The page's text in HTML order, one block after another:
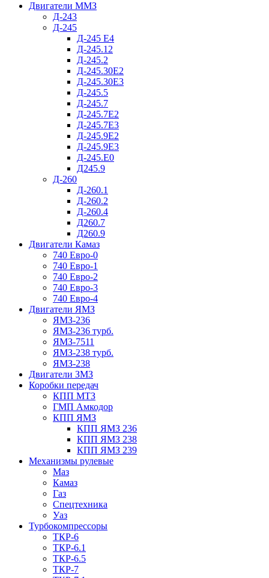
Двигатели ММЗ
Д-243
Д-245
Д-245 Е4
Д-245.12
Д-245.2
Д-245.30Е2
Д-245.30Е3
Д-245.5
Д-245.7
Д-245.7Е2
Д-245.7Е3
Д-245.9Е2
Д-245.9Е3
Д-245.Е0
Д245.9
Д-260
Д-260.1
Д-260.2
Д-260.4
Д260.7
Д260.9
Двигатели Камаз
740 Евро-0
740 Евро-1
740 Евро-2
740 Евро-3
740 Евро-4
Двигатели ЯМЗ
ЯМЗ-236
ЯМЗ-236 турб.
ЯМЗ-7511
ЯМЗ-238 турб.
ЯМЗ-238
Двигатели ЗМЗ
Коробки передач
КПП МТЗ
ГМП Амкодор
КПП ЯМЗ
КПП ЯМЗ 236
КПП ЯМЗ 238
КПП ЯМЗ 239
Механизмы рулевые
Маз
Камаз
Газ
Спецтехника
Уаз
Турбокомпрессоры
ТКР-6
ТКР-6.1
ТКР-6.5
ТКР-7